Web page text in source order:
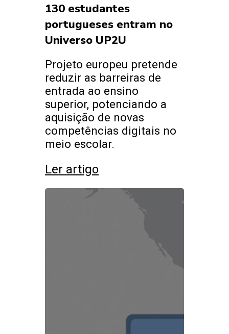
130 estudantes
portugueses entram no
Universo UP2U
Projeto europeu pretende
reduzir as barreiras de
entrada ao ensino
superior, potenciando a
aquisição de novas
competências digitais no
meio escolar.
Ler artigo